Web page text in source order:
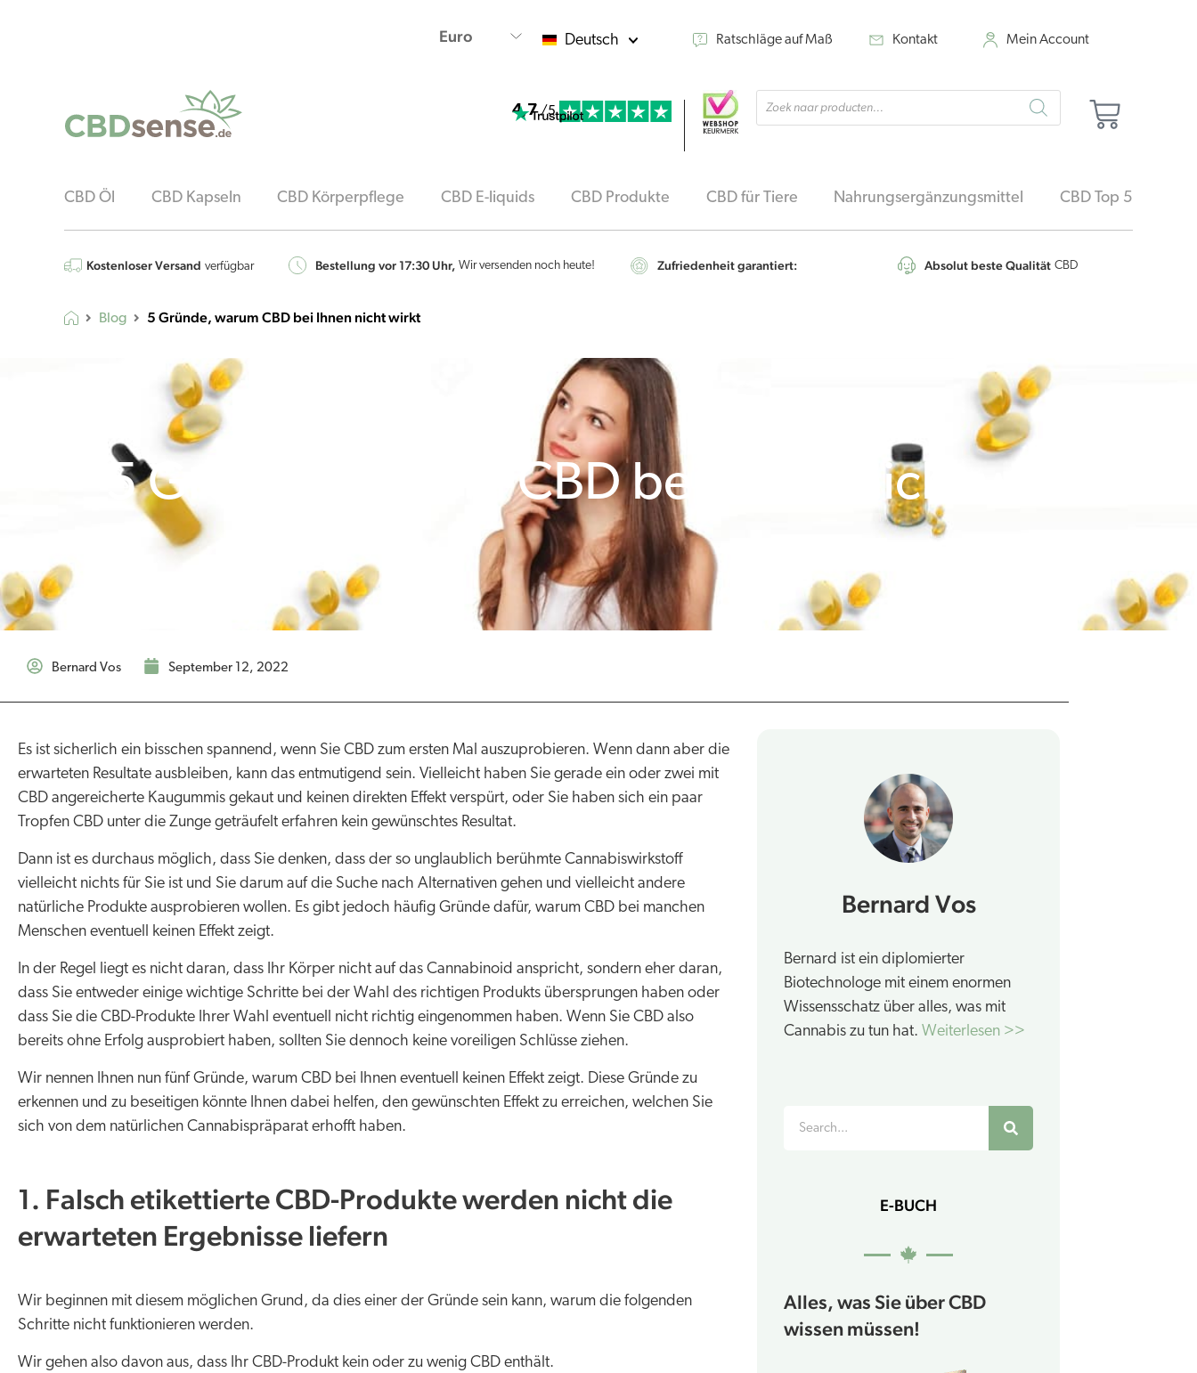
Deutsch Ratschläge auf Maß Kontakt Mein Account
4,7 /5
Products
search
CBD Öl CBD Kapseln CBD Körperpflege CBD E-liquids CBD Produkte CBD für Tiere Nahrungsergänzungsmittel CBD Top 5
Kostenloser Versand verfügbar Bestellung vor 17:30 Uhr, Wir versenden noch heute! Zufriedenheit garantiert: Absolut beste Qualität CBD
Blog 5 Gründe, warum CBD bei Ihnen nicht wirkt
5 Gründe, warum CBD bei Ihnen nicht wirkt
Bernard Vos September 12, 2022
Es ist sicherlich ein bisschen spannend, wenn Sie CBD zum ersten Mal auszuprobieren. Wenn dann aber die
erwarteten Resultate ausbleiben, kann das entmutigend sein. Vielleicht haben Sie gerade ein oder zwei mit
CBD angereicherte Kaugummis gekaut und keinen direkten Effekt verspürt, oder Sie haben sich ein paar
Tropfen CBD unter die Zunge geträufelt erfahren kein gewünschtes Resultat.
Dann ist es durchaus möglich, dass Sie denken, dass der so unglaublich berühmte Cannabiswirkstoff
vielleicht nichts für Sie ist und Sie darum auf die Suche nach Alternativen gehen und vielleicht andere
natürliche Produkte ausprobieren wollen. Es gibt jedoch häufig Gründe dafür, warum CBD bei manchen
Menschen eventuell keinen Effekt zeigt.
In der Regel liegt es nicht daran, dass Ihr Körper nicht auf das Cannabinoid anspricht, sondern eher daran,
dass Sie entweder einige wichtige Schritte bei der Wahl des richtigen Produkts übersprungen haben oder
dass Sie die CBD-Produkte Ihrer Wahl eventuell nicht richtig eingenommen haben. Wenn Sie CBD also
bereits ohne Erfolg ausprobiert haben, sollten Sie dennoch keine voreiligen Schlüsse ziehen.
Wir nennen Ihnen nun fünf Gründe, warum CBD bei Ihnen eventuell keinen Effekt zeigt. Diese Gründe zu
erkennen und zu beseitigen könnte Ihnen dabei helfen, den gewünschten Effekt zu erreichen, welchen Sie
sich von dem natürlichen Cannabispräparat erhofft haben.
1. Falsch etikettierte CBD-Produkte werden nicht die
erwarteten Ergebnisse liefern
Wir beginnen mit diesem möglichen Grund, da dies einer der Gründe sein kann, warum die folgenden
Schritte nicht funktionieren werden.
Wir gehen also davon aus, dass Ihr CBD-Produkt kein oder zu wenig CBD enthält.
Bernard Vos
Bernard ist ein diplomierter
Biotechnologe mit einem enormen
Wissensschatz über alles, was mit
Cannabis zu tun hat. Weiterlesen >>
E-BUCH
Alles, was Sie über CBD
wissen müssen!